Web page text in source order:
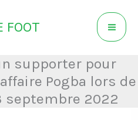
FOOT
supporter pour
Pogba lors de
septembre 2022